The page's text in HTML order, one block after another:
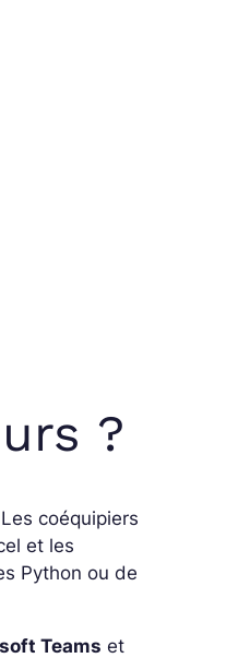
?
coéquipiers
et les
Python ou de
Teams et